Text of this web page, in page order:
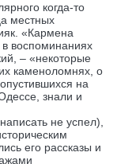
когда-то
местных
«Кармена
воспоминаниях
– «некоторые
каменоломнях, о
на
знали и
не успел),
его рассказы и